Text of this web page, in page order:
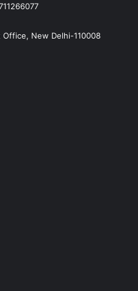
Office, New Delhi-110008